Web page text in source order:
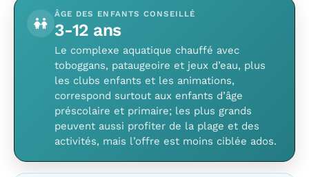
ÂGE DES ENFANTS CONSEILLÉ
3-12 ans
Le complexe aquatique chauffé avec
toboggans, pataugeoire et jeux d’eau, plus
les clubs enfants et les animations,
correspond surtout aux enfants d’âge
préscolaire et primaire; les plus grands
peuvent aussi profiter de la plage et des
activités, mais l’offre est moins ciblée ados.